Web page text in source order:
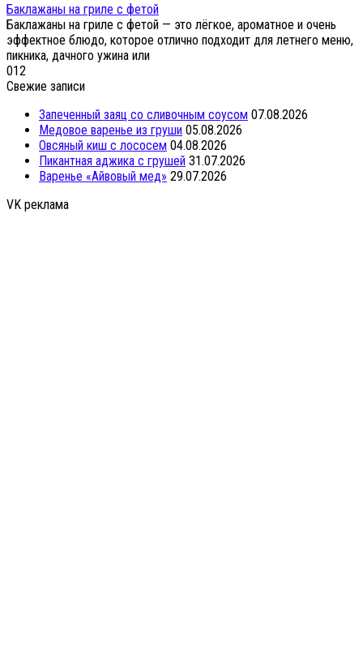
Баклажаны на гриле с фетой
Баклажаны на гриле с фетой — это лёгкое, ароматное и очень
эффектное блюдо, которое отлично подходит для летнего меню,
пикника, дачного ужина или
012
Свежие записи
Запеченный заяц со сливочным соусом 07.08.2026
Медовое варенье из груши 05.08.2026
Овсяный киш с лососем 04.08.2026
Пикантная аджика с грушей 31.07.2026
Варенье «Айвовый мед» 29.07.2026
VK реклама